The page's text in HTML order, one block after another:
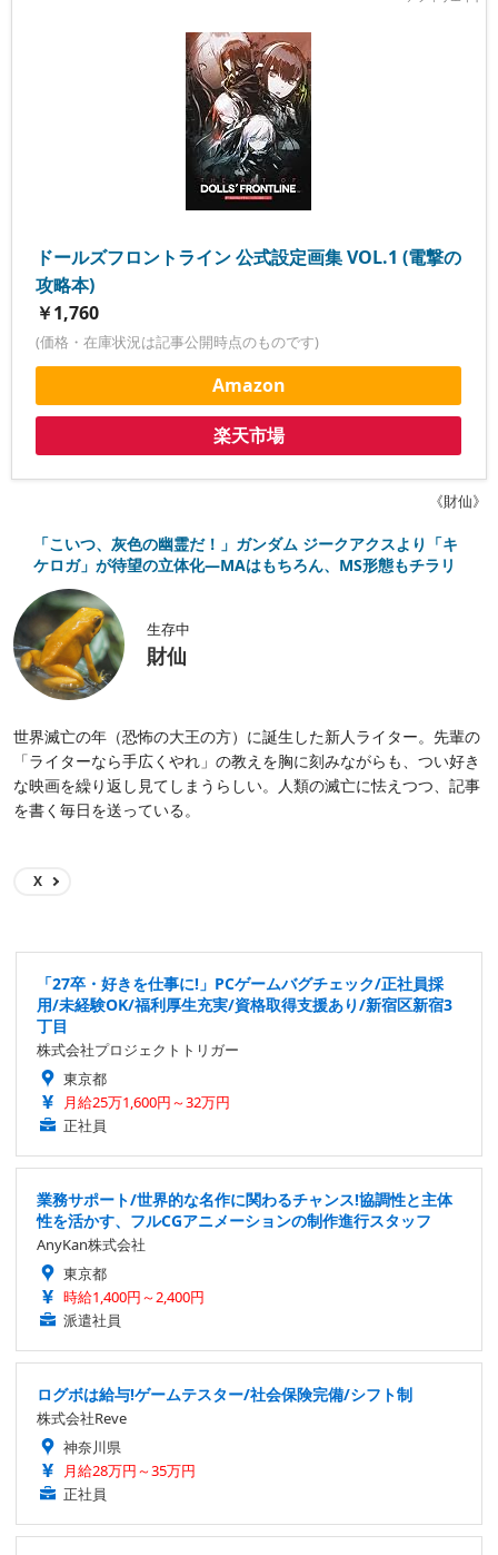
ドールズフロントライン 公式設定画集 VOL.1 (電撃の
攻略本)
￥1,760
(価格・在庫状況は記事公開時点のものです)
Amazon
楽天市場
《財仙》
「こいつ、灰色の幽霊だ！」ガンダム ジークアクスより「キ
ケロガ」が待望の立体化―MAはもちろん、MS形態もチラリ
生存中
財仙
世界滅亡の年（恐怖の大王の方）に誕生した新人ライター。先輩の
「ライターなら手広くやれ」の教えを胸に刻みながらも、つい好き
な映画を繰り返し見てしまうらしい。人類の滅亡に怯えつつ、記事
を書く毎日を送っている。
X
「27卒・好きを仕事に!」PCゲームバグチェック/正社員採
用/未経験OK/福利厚生充実/資格取得支援あり/新宿区新宿3
丁目
株式会社プロジェクトトリガー
東京都
月給25万1,600円～32万円
正社員
業務サポート/世界的な名作に関わるチャンス!協調性と主体
性を活かす、フルCGアニメーションの制作進行スタッフ
AnyKan株式会社
東京都
時給1,400円～2,400円
派遣社員
ログボは給与!ゲームテスター/社会保険完備/シフト制
株式会社Reve
神奈川県
月給28万円～35万円
正社員